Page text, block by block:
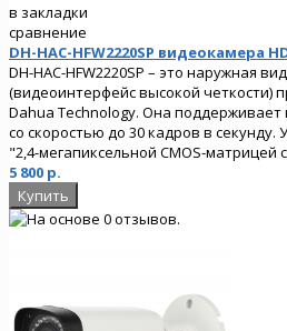
в закладки
сравнение
DH-HAC-HFW2220SP видеокамера
DH-HAC-HFW2220SP – это наружная
(видеоинтерфейс высокой четкости)
Dahua Technology. Она
со скоростью до 30 кадров в секунду.
"2,4-мегапиксельной CMOS-матрицей
5 800 р.